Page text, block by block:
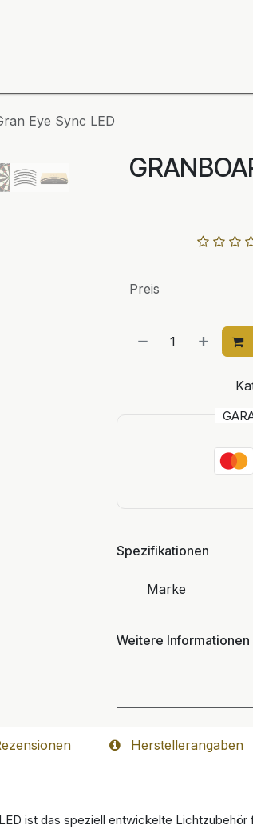
Eye Sync LED
Preis
Spezifikationen
Marke
Weitere Informationen
Herstellerangaben
ist das speziell entwickelte